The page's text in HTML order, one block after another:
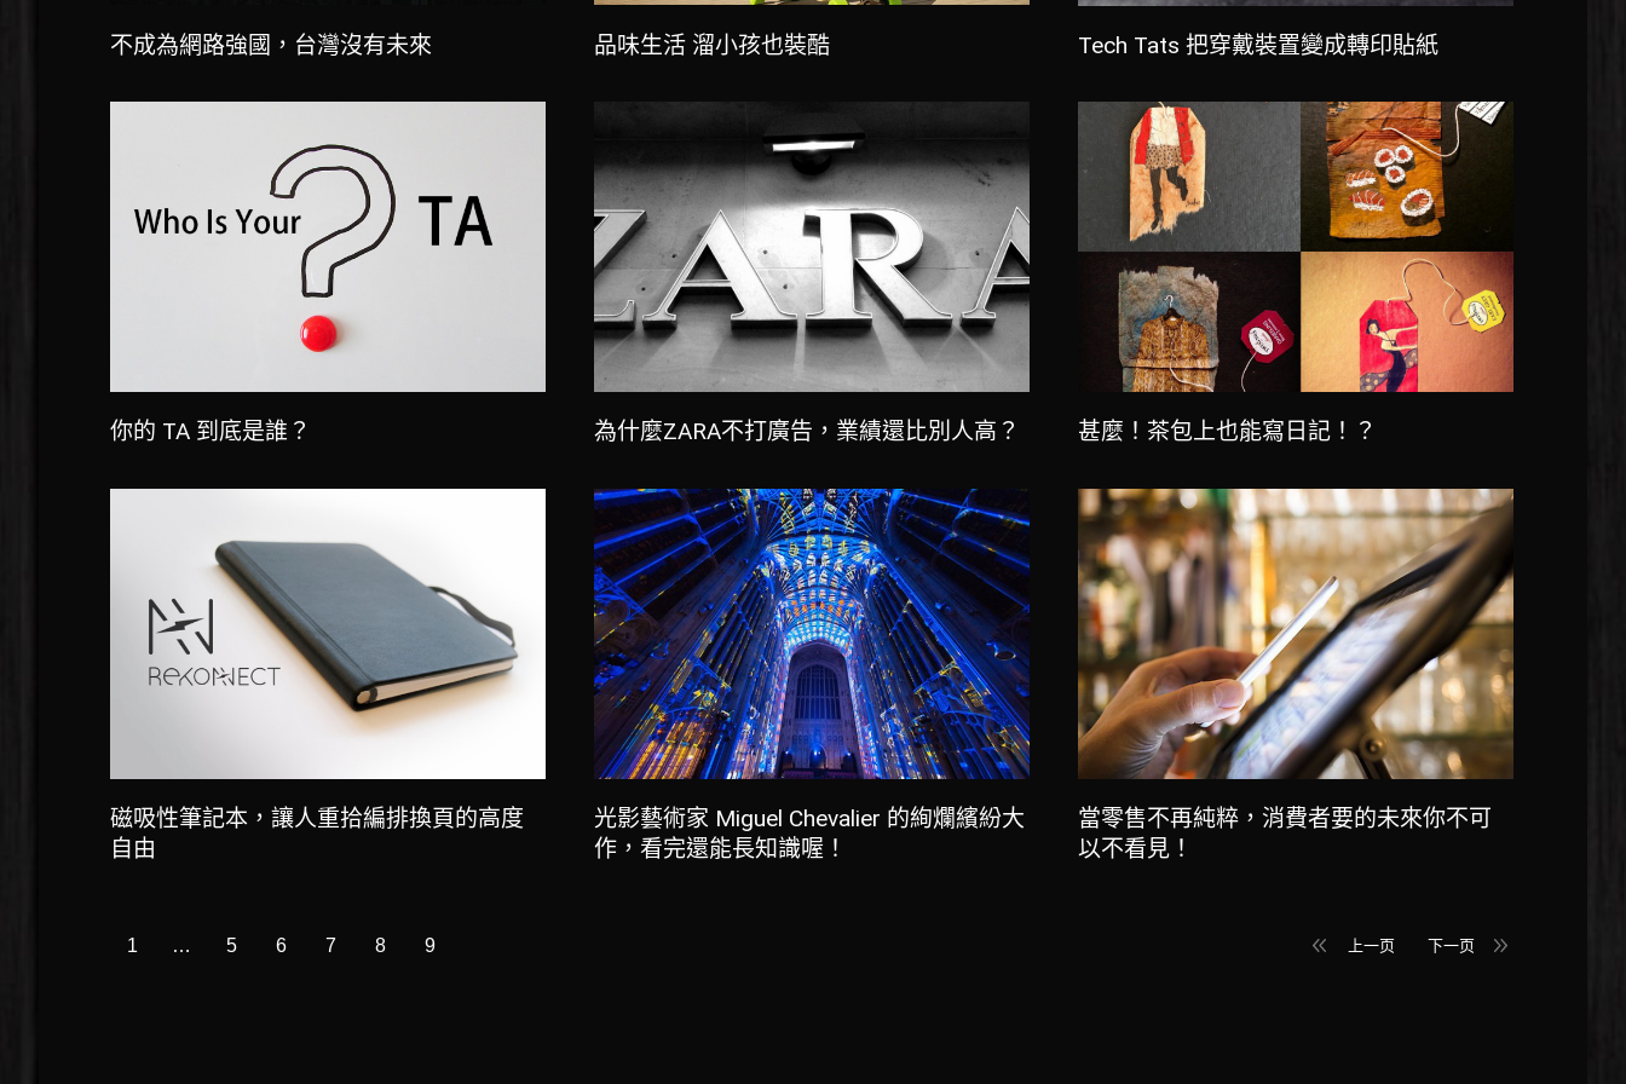
不成為網路強國，台灣沒有未來 品味生活 溜小孩也裝酷 Tech Tats 把穿戴裝置變成轉印貼紙
你的 TA 到底是誰？ 為什麼ZARA不打廣告，業績還比別人高？ 甚麼！茶包上也能寫日記！？
磁吸性筆記本，讓人重拾編排換頁的高度
自由
光影藝術家 Miguel Chevalier 的絢爛繽紛大
作，看完還能長知識喔！
當零售不再純粹，消費者要的未來你不可
以不看見！
1 … 5 6 7 8 9 上一页 下一页